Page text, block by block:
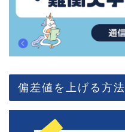
偏差値を上げる方法